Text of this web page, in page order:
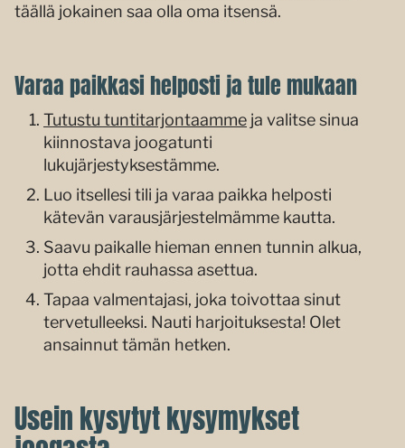
täällä jokainen saa olla oma itsensä.
Varaa paikkasi helposti ja tule mukaan
Tutustu tuntitarjontaamme ja valitse sinua
kiinnostava joogatunti
lukujärjestyksestämme.
Luo itsellesi tili ja varaa paikka helposti
kätevän varausjärjestelmämme kautta.
Saavu paikalle hieman ennen tunnin alkua,
jotta ehdit rauhassa asettua.
Tapaa valmentajasi, joka toivottaa sinut
tervetulleeksi. Nauti harjoituksesta! Olet
ansainnut tämän hetken.
Usein kysytyt kysymykset